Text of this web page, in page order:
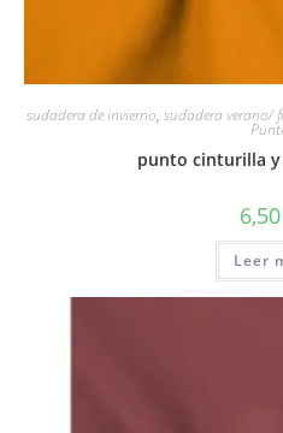
sudadera de invierno, sudadera verano/
punto cinturilla
6,50
Leer